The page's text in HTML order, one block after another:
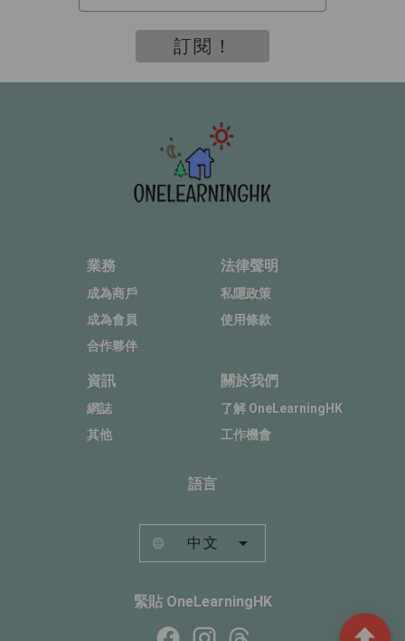
訂閱！
業務
成為商戶
成為會員
合作夥伴
法律聲明
私隱政策
使用條款
資訊
網誌
其他
關於我們
了解 OneLearningHK
工作機會
語言
中文
緊貼 OneLearningHK